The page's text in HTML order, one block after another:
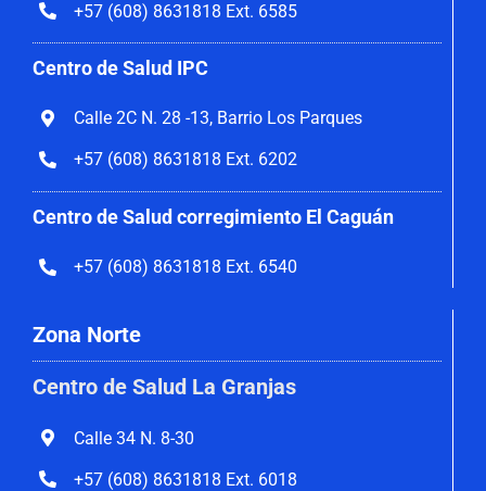
+57 (608) 8631818 Ext. 6585
Centro de Salud IPC
Calle 2C N. 28 -13, Barrio Los Parques
+57 (608) 8631818 Ext. 6202
Centro de Salud corregimiento El Caguán
+57 (608) 8631818 Ext. 6540
Zona Norte
Centro de Salud La Granjas
Calle 34 N. 8-30
+57 (608) 8631818 Ext. 6018